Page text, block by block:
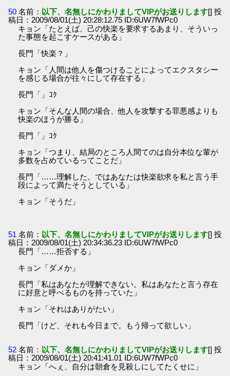
50 名前： 以下、名無しにかわりましてVIPがお送りします[] 投
稿日：2009/08/01(土) 20:28:12.75 ID:6UW7fWPc0
キョン「たとえば、己の快楽を要求するあまり、そういっ
た事態を起こすケースがある」
長門「快楽？」
キョン「人間は他人を傷つけることによってエクスタシー
を感じる場合が往々にして存在する」
長門「」ｺｸ
キョン「そんな人間の場合、他人を攻撃する罪悪感よりも
快楽のほうが勝る」
長門「」ｺｸ
キョン「つまり、結局のところ人間てのは自分本位な輩が
多数を占めているってことだ」
長門「……理解した。ではあなたは快楽欲求を私と言う手
段によって満たそうとしている」
キョン「そうだ」
51 名前： 以下、名無しにかわりましてVIPがお送りします[] 投
稿日：2009/08/01(土) 20:34:36.23 ID:6UW7fWPc0
長門「……拒否する」
キョン「ダメか」
長門「私はあなたが理解できない。私はあなたと言う存在
に好意と呼べるものを持っていた」
キョン「それはありがたい」
長門「けど、それも今日まで。もう帰って欲しい」
52 名前： 以下、名無しにかわりましてVIPがお送りします[] 投
稿日：2009/08/01(土) 20:41:41.01 ID:6UW7fWPc0
キョン「へぇ、自分は朝倉を見殺しにしてたくせに」